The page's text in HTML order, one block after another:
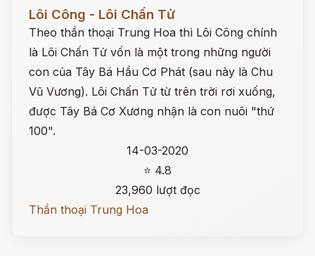
Lôi Công - Lôi Chấn Tử
Theo thần thoại Trung Hoa thì Lôi Công chính
là Lôi Chấn Tử vốn là một trong những người
con của Tây Bá Hầu Cơ Phát (sau này là Chu
Vũ Vương). Lôi Chấn Tử từ trên trời rơi xuống,
được Tây Bá Cơ Xương nhận là con nuôi "thứ
100".
14-03-2020
⭐ 4.8
23,960 lượt đọc
Thần thoại Trung Hoa